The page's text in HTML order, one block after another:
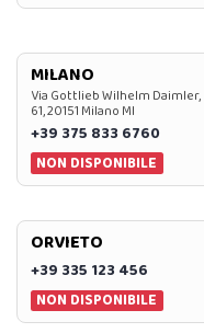
MILANO
Via Gottlieb Wilhelm Daimler,
61, 20151 Milano MI
+39 375 833 6760
NON DISPONIBILE
ORVIETO
+39 335 123 456
NON DISPONIBILE